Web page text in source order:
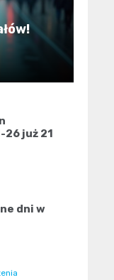
26 już 21
dni w